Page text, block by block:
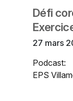
Défi
27 mars
Podcast:
EPS